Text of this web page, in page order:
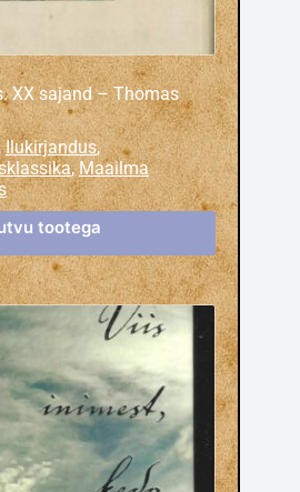
XX sajand – Thomas
Ilukirjandus,
, Maailma
tootega